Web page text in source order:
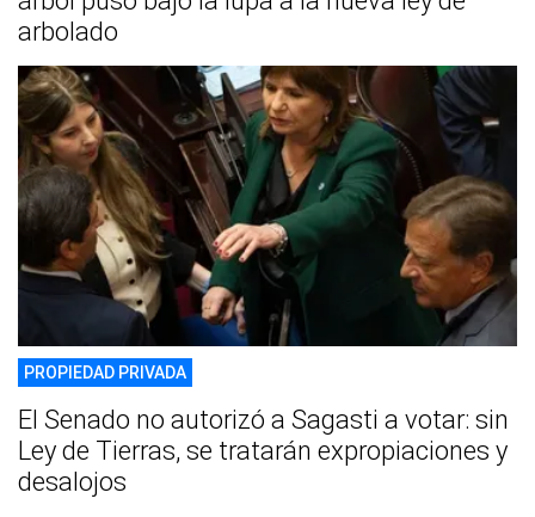
arbolado
PROPIEDAD PRIVADA
El Senado no autorizó a Sagasti a votar: sin
Ley de Tierras, se tratarán expropiaciones y
desalojos